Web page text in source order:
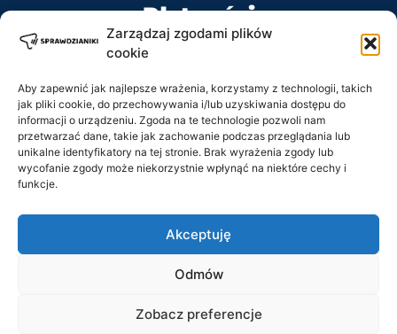
Zarządzaj zgodami plików
cookie
Aby zapewnić jak najlepsze wrażenia, korzystamy z technologii, takich
jak pliki cookie, do przechowywania i/lub uzyskiwania dostępu do
informacji o urządzeniu. Zgoda na te technologie pozwoli nam
przetwarzać dane, takie jak zachowanie podczas przeglądania lub
unikalne identyfikatory na tej stronie. Brak wyrażenia zgody lub
wycofanie zgody może niekorzystnie wpłynąć na niektóre cechy i
funkcje.
Akceptuję
Odmów
Zobacz preferencje
Płatności
Kontakt
Tel: +48 728 484 484
wszelkie prawa zastrzeżone.
Regulamin